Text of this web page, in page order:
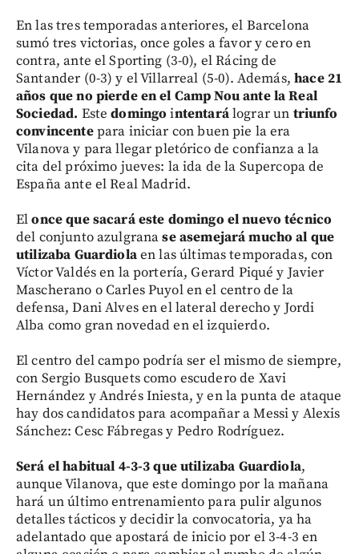
En las tres temporadas anteriores, el Barcelona
sumó tres victorias, once goles a favor y cero en
contra, ante el Sporting (3-0), el Rácing de
Santander (0-3) y el Villarreal (5-0). Además,hace 21
años que no pierde en el Camp Nou ante la Real
Sociedad. Estedomingo intentarálograr un triunfo
convincentepara iniciar con buen pie la era
Vilanova y para llegar pletórico de confianza a la
cita del próximo jueves: la ida de la Supercopa de
España ante el Real Madrid.
Elonce que sacará este domingo el nuevo técnico
del conjunto azulgranase asemejará mucho al que
utilizaba Guardiolaen las últimas temporadas, con
Víctor Valdés en la portería, Gerard Piqué y Javier
Mascherano o Carles Puyol en el centro de la
defensa, Dani Alves en el lateral derecho y Jordi
Alba como gran novedad en el izquierdo.
El centro del campo podría ser el mismo de siempre,
con Sergio Busquets como escudero de Xavi
Hernández y Andrés Iniesta, y en la punta de ataque
hay dos candidatos para acompañar a Messi y Alexis
Sánchez: Cesc Fábregas y Pedro Rodríguez.
Será el habitual 4-3-3 que utilizaba Guardiola,
aunque Vilanova, que este domingo por la mañana
hará un último entrenamiento para pulir algunos
detalles tácticos y decidir la convocatoria, ya ha
adelantado que apostará de inicio por el 3-4-3 en